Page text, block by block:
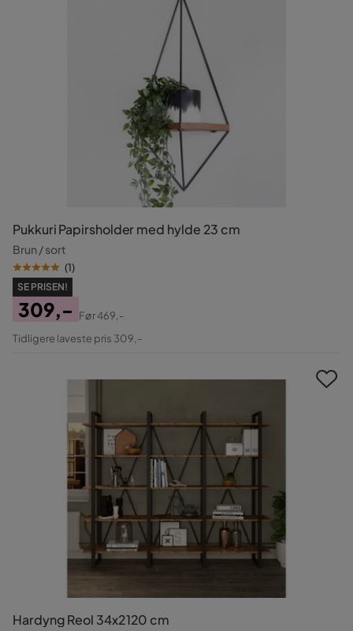
Pukkuri Papirsholder med hylde 23 cm
Brun / sort
(1)
SE PRISEN!
Pris
309,-
Original
Før469,-
Tidligere laveste pris 309,-
Hardyng Reol 34x2120 cm